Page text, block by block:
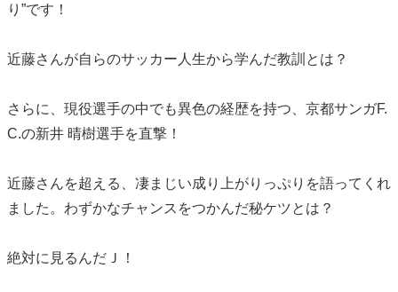
り”です！
近藤さんが自らのサッカー人生から学んだ教訓とは？
さらに、現役選手の中でも異色の経歴を持つ、京都サンガF.
C.の新井 晴樹選手を直撃！
近藤さんを超える、凄まじい成り上がりっぷりを語ってくれ
ました。わずかなチャンスをつかんだ秘ケツとは？
絶対に見るんだＪ！